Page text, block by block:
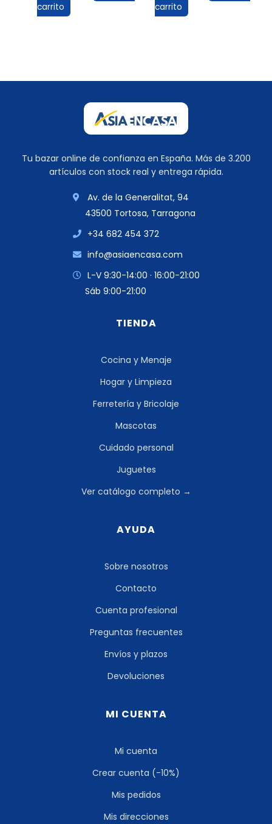
carrito
carrito
Tu bazar online de confianza en España. Más de 3.200
artículos con stock real y entrega rápida.
Av. de la Generalitat, 94
43500 Tortosa, Tarragona
+34 682 454 372
info@asiaencasa.com
L-V 9:30-14:00 · 16:00-21:00
Sáb 9:00-21:00
TIENDA
Cocina y Menaje
Hogar y Limpieza
Ferretería y Bricolaje
Mascotas
Cuidado personal
Juguetes
Ver catálogo completo →
AYUDA
Sobre nosotros
Contacto
Cuenta profesional
Preguntas frecuentes
Envíos y plazos
Devoluciones
MI CUENTA
Mi cuenta
Crear cuenta (-10%)
Mis pedidos
Mis direcciones